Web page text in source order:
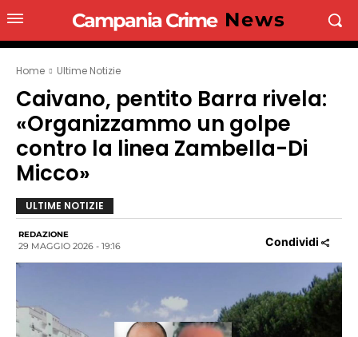
Campania Crime News
Home Ultime Notizie
Caivano, pentito Barra rivela:
«Organizzammo un golpe
contro la linea Zambella-Di
Micco»
ULTIME NOTIZIE
REDAZIONE
29 MAGGIO 2026 - 19:16 Condividi